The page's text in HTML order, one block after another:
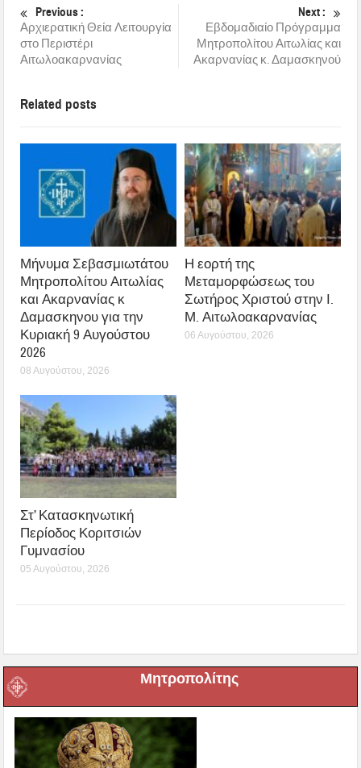
Previous :
Αρχιερατική Θεία Λειτουργία
στο Περιστέρι
Αιτωλοακαρνανίας
Next :
Εβδομαδιαίο Πρόγραμμα
Μητροπολίτου Αιτωλίας και
Ακαρνανίας κ. Δαμασκηνού
Related posts
Μήνυμα Σεβασμιωτάτου
Μητροπολίτου Αιτωλίας
και Ακαρνανίας κ
Δαμασκηνου για την
Κυριακή 9 Αυγούστου
2026
08 Αυγούστου, 2026
Η εορτή της
Μεταμορφώσεως του
Σωτήρος Χριστού στην Ι.
Μ. Αιτωλοακαρνανίας
06 Αυγούστου, 2026
Στ’ Κατασκηνωτική
Περίοδος Κοριτσιών
Γυμνασίου
05 Αυγούστου, 2026
Μητροπολίτης